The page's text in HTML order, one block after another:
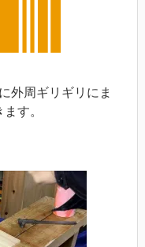
外周ギリギリにま
す。